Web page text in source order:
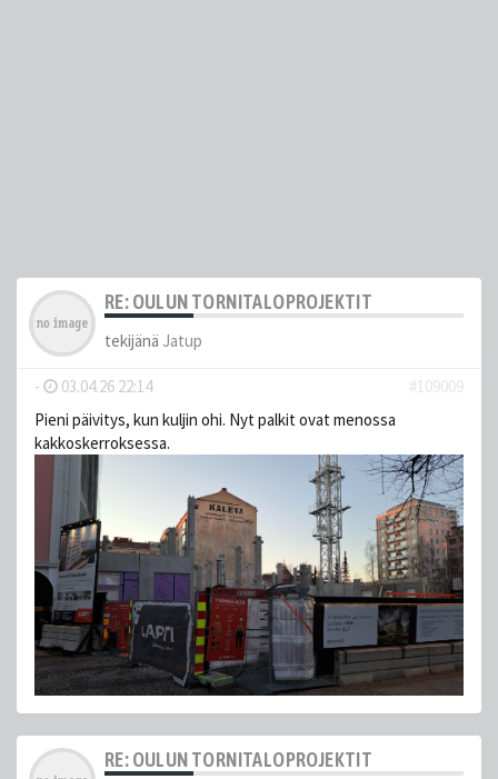
RE: OULUN TORNITALOPROJEKTIT
tekijänä Jatup
- 03.04.26 22:14
#109009
Pieni päivitys, kun kuljin ohi. Nyt palkit ovat menossa
kakkoskerroksessa.
RE: OULUN TORNITALOPROJEKTIT